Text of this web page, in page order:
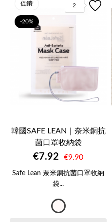
2
促銷!
-20%
韓國SAFE LEAN｜奈米銅抗
菌口罩收納袋
€7.92 €9.90
Safe Lean 奈米銅抗菌口罩收納
袋...
Transparent